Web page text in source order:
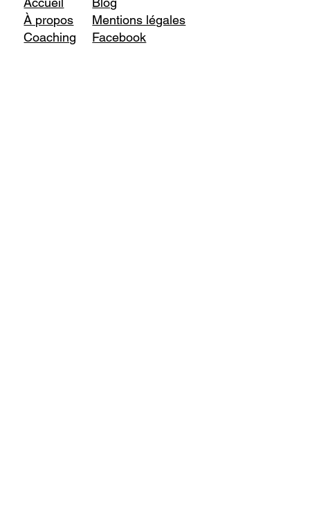
À propos
Coaching
Mentions légales
Facebook